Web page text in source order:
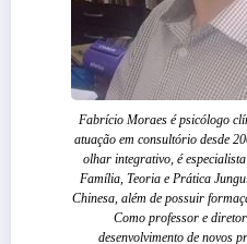
Fabrício Moraes é psicólogo
atuação em consultório desde
olhar integrativo, é
Família, Teoria e Prática
Chinesa, além de possuir
Como professor e
desenvolvimento de novos